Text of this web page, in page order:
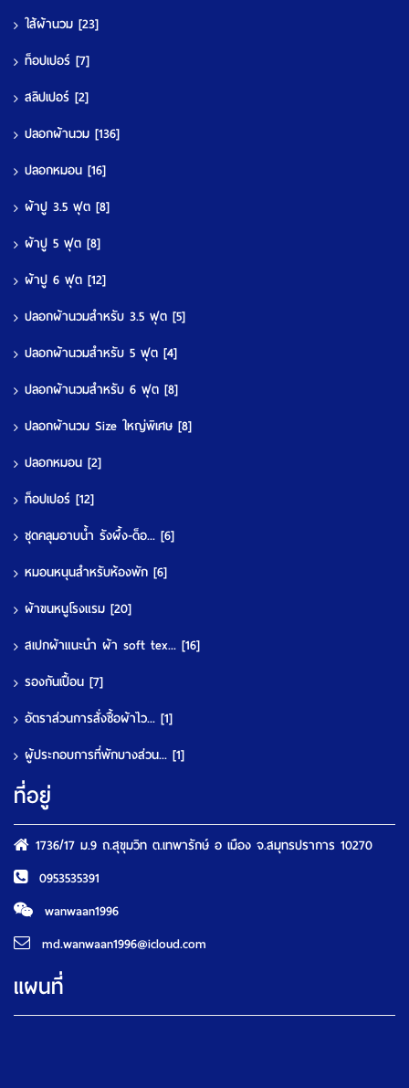
ใส้ผ้านวม [23]
ท็อปเปอร์ [7]
สลิปเปอร์ [2]
ปลอกผ้านวม [136]
ปลอกหมอน [16]
ผ้าปู 3.5 ฟุต [8]
ผ้าปู 5 ฟุต [8]
ผ้าปู 6 ฟุต [12]
ปลอกผ้านวมสำหรับ 3.5 ฟุต [5]
ปลอกผ้านวมสำหรับ 5 ฟุต [4]
ปลอกผ้านวมสำหรับ 6 ฟุต [8]
ปลอกผ้านวม Size ใหญ่พิเศษ [8]
ปลอกหมอน [2]
ท็อปเปอร์ [12]
ชุดคลุมอาบน้ำ รังผึ้ง-ด็อ... [6]
หมอนหนุนสำหรับห้องพัก [6]
ผ้าขนหนูโรงแรม [20]
สเปกผ้าแนะนำ ผ้า soft tex... [16]
รองกันเปื้อน [7]
อัตราส่วนการสั่งซื้อผ้าไว... [1]
ผู้ประกอบการที่พักบางส่วน... [1]
ที่อยู่
1736/17 ม.9 ถ.สุขุมวิท ต.เทพารักษ์ อ เมือง จ.สมุทรปราการ 10270
0953535391
wanwaan1996
md.wanwaan1996@icloud.com
แผนที่